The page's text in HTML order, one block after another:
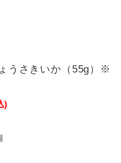
うさきいか（55g）※
)